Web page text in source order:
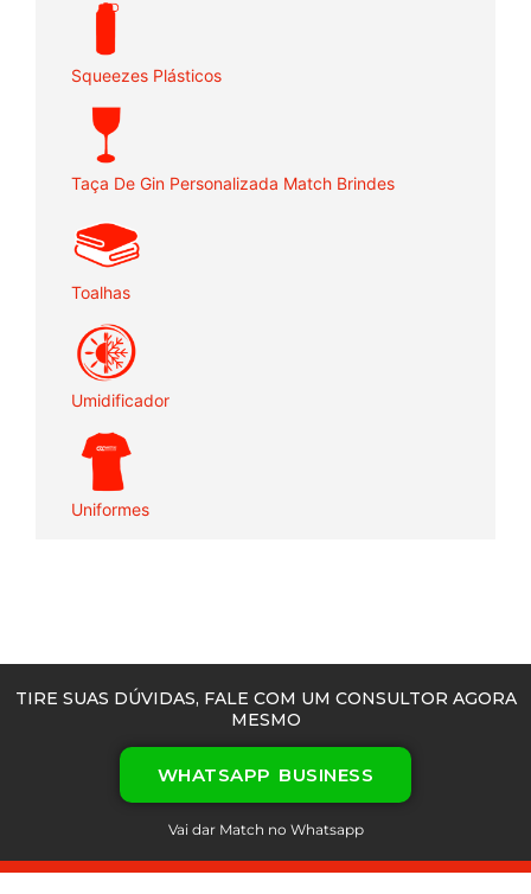
Squeezes Plásticos
Taça De Gin Personalizada Match Brindes
Toalhas
Umidificador
Uniformes
TIRE SUAS DÚVIDAS, FALE COM UM CONSULTOR AGORA
MESMO
WHATSAPP BUSINESS
Vai dar Match no Whatsapp